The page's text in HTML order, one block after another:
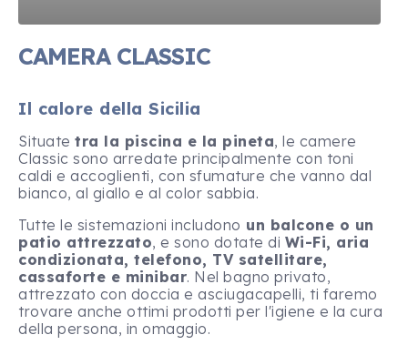
CAMERA CLASSIC
Il calore della Sicilia
Situate tra la piscina e la pineta, le camere
Classic sono arredate principalmente con toni
caldi e accoglienti, con sfumature che vanno dal
bianco, al giallo e al color sabbia.
Tutte le sistemazioni includono un balcone o un
patio attrezzato, e sono dotate di Wi-Fi, aria
condizionata, telefono, TV satellitare,
cassaforte e minibar. Nel bagno privato,
attrezzato con doccia e asciugacapelli, ti faremo
trovare anche ottimi prodotti per l'igiene e la cura
della persona, in omaggio.